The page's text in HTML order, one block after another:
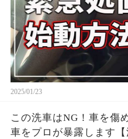
2025/01/23
この洗車はNG！車を傷
車をプロが暴露します【